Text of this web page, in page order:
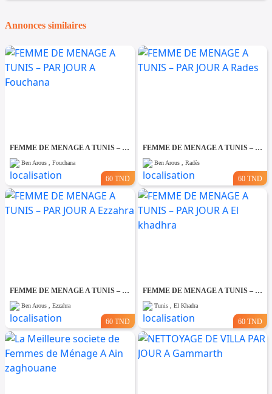
Annonces similaires
FEMME DE MENAGE A TUNIS – PAR JOUR A Fouchana
Ben Arous , Fouchana
60 TND
FEMME DE MENAGE A TUNIS – PAR JOUR A Rades
Ben Arous , Radès
60 TND
FEMME DE MENAGE A TUNIS – PAR JOUR A Ezzahra
Ben Arous , Ezzahra
60 TND
FEMME DE MENAGE A TUNIS – PAR JOUR A El khadhra
Tunis , El Khadra
60 TND